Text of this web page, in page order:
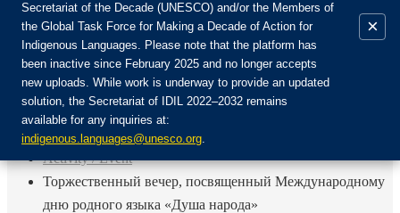
Авторизоваться
EN
FR
Назад
Activity / Event
Торжественный вечер, посвященный Международному
дню родного языка «Душа народа»
Secretariat of the Decade (UNESCO) and/or the Members of
the Global Task Force for Making a Decade of Action for
Indigenous Languages. Please note that the platform has
been inactive since February 2025 and no longer accepts
new uploads. While work is underway to provide an updated
solution, the Secretariat of IDIL 2022–2032 remains
available for any inquiries at:
indigenous.languages@unesco.org.
×